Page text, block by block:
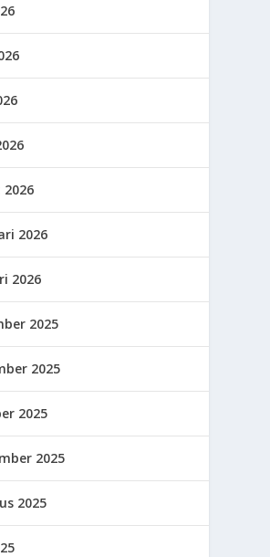
2026
2026
2025
2025
2025
2025
2025